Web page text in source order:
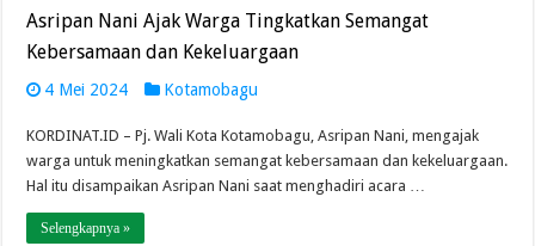
Asripan Nani Ajak Warga Tingkatkan Semangat
Kebersamaan dan Kekeluargaan
4 Mei 2024 Kotamobagu
KORDINAT.ID – Pj. Wali Kota Kotamobagu, Asripan Nani, mengajak
warga untuk meningkatkan semangat kebersamaan dan kekeluargaan.
Hal itu disampaikan Asripan Nani saat menghadiri acara …
Selengkapnya »